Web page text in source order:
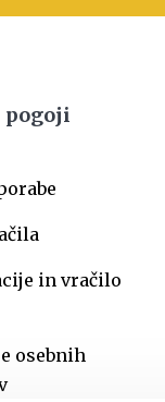
pogoji
in vračilo
osebnih